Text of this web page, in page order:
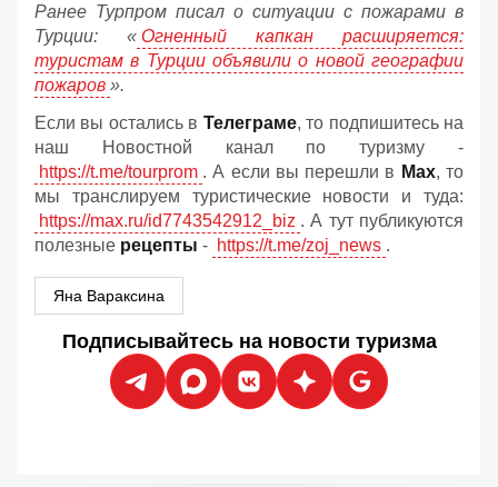
Ранее Турпром писал о ситуации с пожарами в
Турции: « Огненный капкан расширяется:
туристам в Турции объявили о новой географии
пожаров ».
Если вы остались в Телеграме, то подпишитесь на
наш Новостной канал по туризму -
https://t.me/tourprom . А если вы перешли в Мах, то
мы транслируем туристические новости и туда:
https://max.ru/id7743542912_biz . А тут публикуются
полезные рецепты - https://t.me/zoj_news .
Яна Вараксина
Подписывайтесь на новости туризма